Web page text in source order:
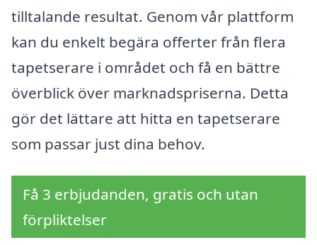
tilltalande resultat. Genom vår plattform
kan du enkelt begära offerter från flera
tapetserare i området och få en bättre
överblick över marknadspriserna. Detta
gör det lättare att hitta en tapetserare
som passar just dina behov.
Få 3 erbjudanden, gratis och utan
förpliktelser